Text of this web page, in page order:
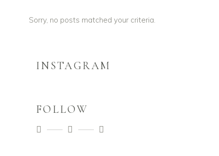
Sorry, no posts matched your criteria.
INSTAGRAM
FOLLOW